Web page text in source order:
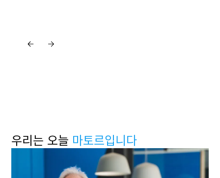
Zurück
Zurück
우리는 오늘 마토르입니다